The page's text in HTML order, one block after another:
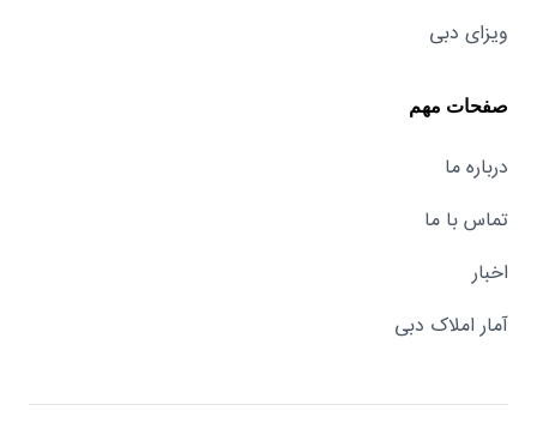
ویزای دبی
صفحات مهم
درباره ما
تماس با ما
اخبار
آمار املاک دبی